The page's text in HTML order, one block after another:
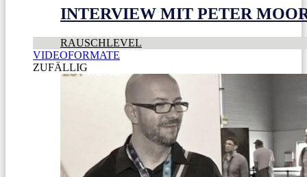
INTERVIEW MIT PETER
RAUSCHLEVEL
VIDEOFORMATE
ZUFÄLLIG